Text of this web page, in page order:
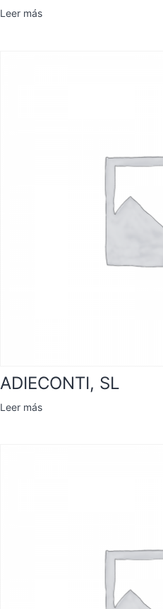
Leer más
ADIECONTI, SL
Leer más